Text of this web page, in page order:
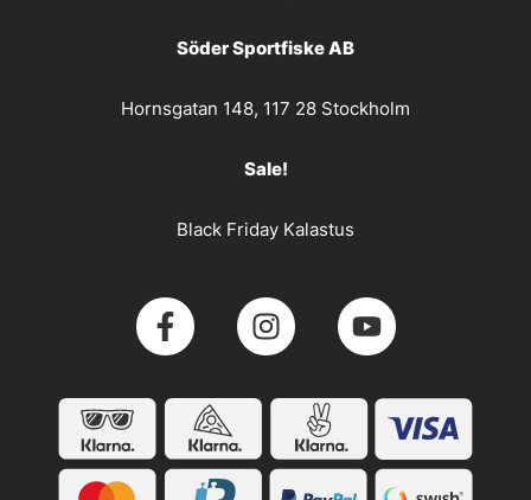
Söder Sportfiske AB
Hornsgatan 148, 117 28 Stockholm
Sale!
Black Friday Kalastus